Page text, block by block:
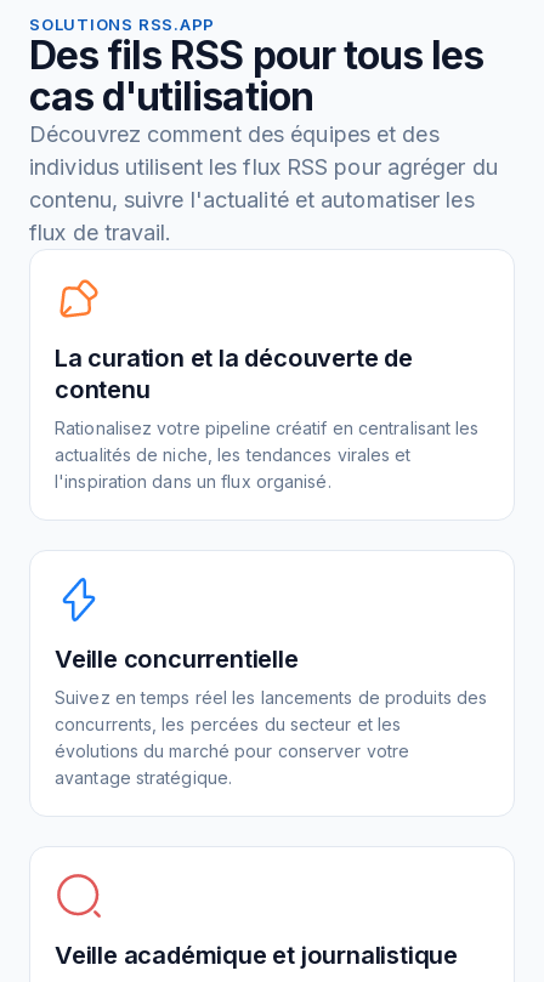
SOLUTIONS RSS.APP
Des fils RSS pour tous les
cas d'utilisation
Découvrez comment des équipes et des
individus utilisent les flux RSS pour agréger du
contenu, suivre l'actualité et automatiser les
flux de travail.
La curation et la découverte de
contenu
Rationalisez votre pipeline créatif en centralisant les
actualités de niche, les tendances virales et
l'inspiration dans un flux organisé.
Veille concurrentielle
Suivez en temps réel les lancements de produits des
concurrents, les percées du secteur et les
évolutions du marché pour conserver votre
avantage stratégique.
Veille académique et journalistique